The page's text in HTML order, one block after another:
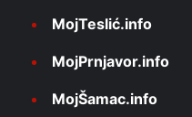
MojTeslić.info
MojPrnjavor.info
MojŠamac.info